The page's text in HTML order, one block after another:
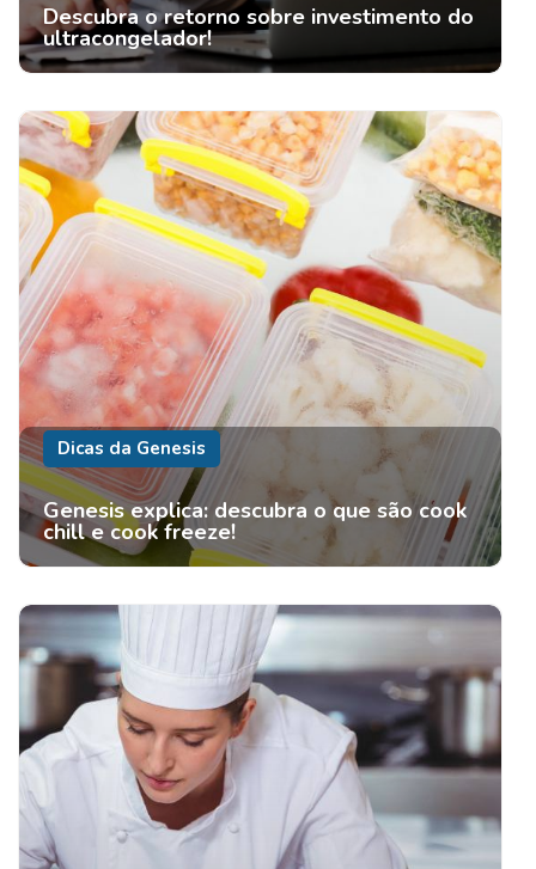
Descubra o retorno sobre investimento do
ultracongelador!
Dicas da Genesis
Genesis explica: descubra o que são cook
chill e cook freeze!